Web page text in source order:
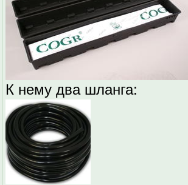
К нему два шланга: